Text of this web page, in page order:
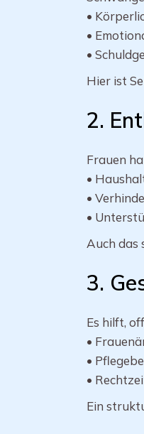
•
•
•
Hier ist
2.
Frauen
•
•
•
Auch das
3.
Es hilft,
•
•
•
Ein